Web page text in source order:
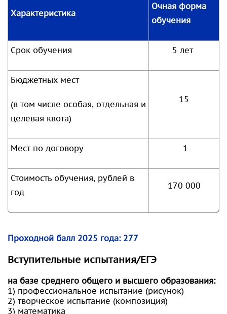
Характеристика
Очная форма
обучения
Срок обучения 5 лет
Бюджетных мест
(в том числе особая, отдельная и
целевая квота)
15
Мест по договору 1
Стоимость обучения, рублей в
год
170 000
Проходной балл 2025 года: 277
Вступительные испытания/ЕГЭ
на базе среднего общего и высшего образования:
1) профессиональное испытание (рисунок)
2) творческое испытание (композиция)
3) математика